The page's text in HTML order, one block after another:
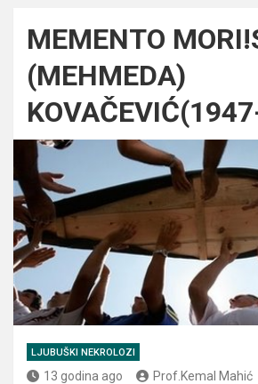
MEMENTO
(MEHMEDA)
LJUBUŠKI NEKROLOZI
13 godina ago Prof.Kemal Mahić